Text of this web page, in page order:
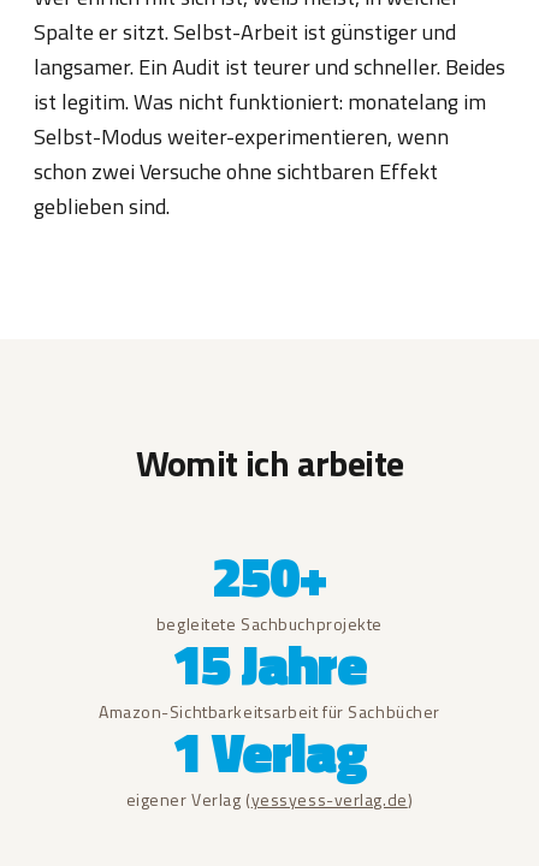
Spalte er sitzt. Selbst-Arbeit ist günstiger und
langsamer. Ein Audit ist teurer und schneller. Beides
ist legitim. Was nicht funktioniert: monatelang im
Selbst-Modus weiter-experimentieren, wenn
schon zwei Versuche ohne sichtbaren Effekt
geblieben sind.
Womit ich arbeite
250+
begleitete Sachbuchprojekte
15 Jahre
Amazon-Sichtbarkeitsarbeit für Sachbücher
1 Verlag
eigener Verlag (yessyess-verlag.de)